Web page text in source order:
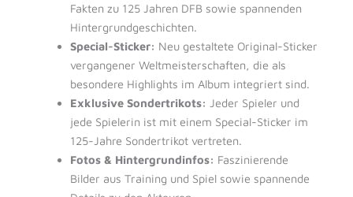
Fakten zu 125 Jahren DFB sowie spannenden
Hintergrundgeschichten.
Special-Sticker: Neu gestaltete Original-Sticker
vergangener Weltmeisterschaften, die als
besondere Highlights im Album integriert sind.
Exklusive Sondertrikots: Jeder Spieler und
jede Spielerin ist mit einem Special-Sticker im
125-Jahre Sondertrikot vertreten.
Fotos & Hintergrundinfos: Faszinierende
Bilder aus Training und Spiel sowie spannende